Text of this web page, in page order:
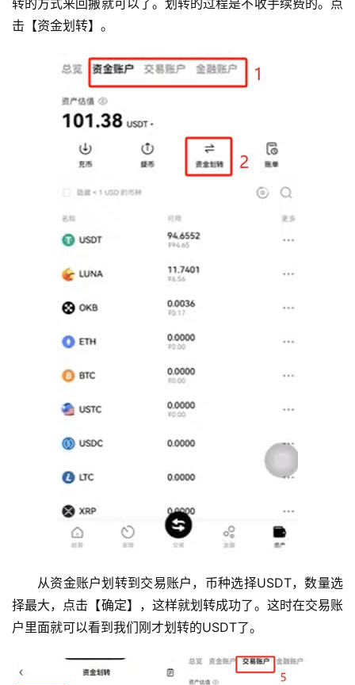
转的方式来回搬就可以了。划转的过程是不收手续费的。点
击【资金划转】。
从资金账户划转到交易账户，币种选择USDT，数量选
择最大，点击【确定】，这样就划转成功了。这时在交易账
户里面就可以看到我们刚才划转的USDT了。